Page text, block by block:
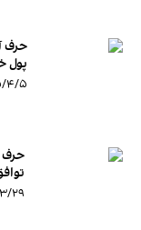
حرف
پول
حرف